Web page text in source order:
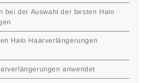
bei der Auswahl der besten Halo
Halo Haarverlängerungen
anwendet